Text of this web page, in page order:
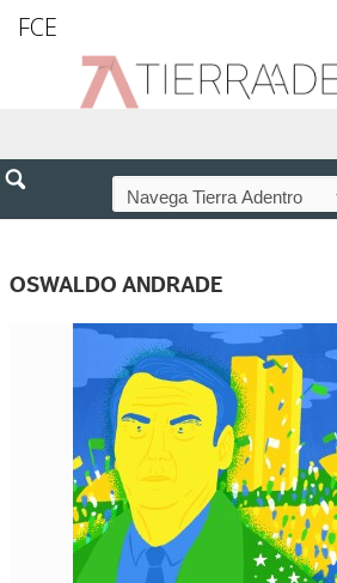
FCE
OSWALDO ANDRADE